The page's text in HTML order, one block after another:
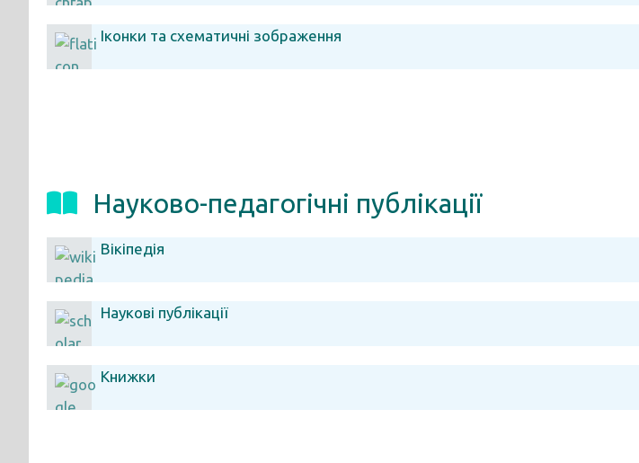
Іконки та схематичні зображення
Науково-педагогічні публікації
Вікіпедія
Наукові публікації
Книжки